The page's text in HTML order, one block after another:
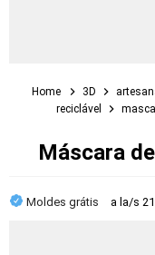
Home 3D
reciclável
Máscara
Moldes grátis a la/s